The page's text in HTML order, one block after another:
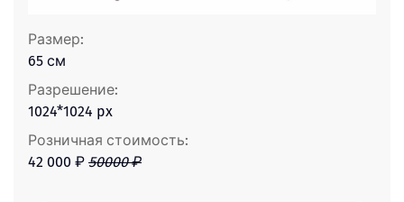
Размер:
65 см
Разрешение:
1024*1024 px
Розничная стоимость:
42 000 ₽ 50000 ₽